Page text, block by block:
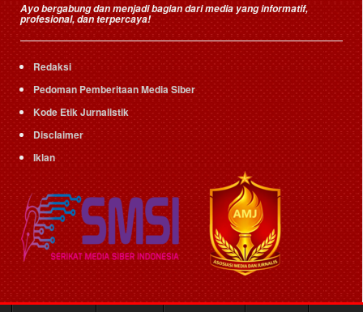
Ayo bergabung dan menjadi bagian dari media yang informatif,
profesional, dan terpercaya!
Redaksi
Pedoman Pemberitaan Media Siber
Kode Etik Jurnalistik
Disclaimer
Iklan